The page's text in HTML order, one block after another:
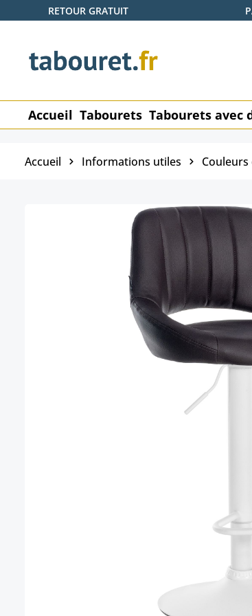
au contenu principal
Passer à la recherche
Passer à la navigation principale
RETOUR GRATUIT
Accueil Tabourets Tabourets avec
Accueil Informations utiles